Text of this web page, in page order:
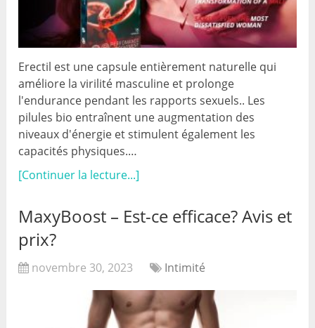
Erectil est une capsule entièrement naturelle qui
améliore la virilité masculine et prolonge
l'endurance pendant les rapports sexuels.. Les
pilules bio entraînent une augmentation des
niveaux d'énergie et stimulent également les
capacités physiques.…
[Continuer la lecture...]
MaxyBoost – Est-ce efficace? Avis et
prix?
novembre 30, 2023 Intimité